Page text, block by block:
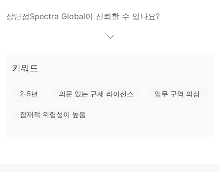
장단점Spectra Global이 신뢰할 수 있나요?
주의하시기 바랍니다.
거래할 수 있습니다.
키워드
2-5년 의문 있는 규제 라이선스 업무 구역 의심
잠재적 위험성이 높음